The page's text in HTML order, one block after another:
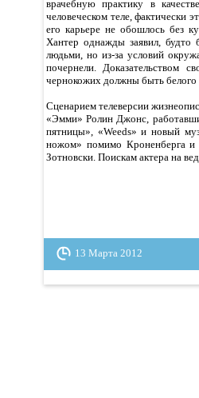
врачебную практику в
человеческом теле, фактически
его карьере не обошлось без
Хантер однажды заявил, будто
людьми, но из-за условий
почернели. Доказательством
чернокожих должны быть белого
Сценарием телеверсии
«Эмми» Ролин Джонс,
пятницы», «Weeds» и новый
ножом» помимо Кроненберга
Зотновски. Поискам актера на
13 Марта 2012